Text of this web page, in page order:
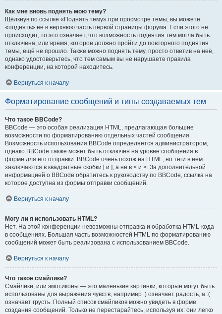
Как мне вновь поднять мою тему?
Щёлкнув по ссылке «Поднять тему» при просмотре темы, вы можете
«поднять» её в верхнюю часть первой страницы форума. Если этого не
происходит, то это означает, что возможность поднятия тем могла быть
отключена, или время, которое должно пройти до повторного поднятия
темы, ещё не прошло. Также можно поднять тему, просто ответив на неё,
однако удостоверьтесь, что тем самым вы не нарушаете правила
конференции, на которой находитесь.
Вернуться к началу
Форматирование сообщений и типы создаваемых тем
Что такое BBCode?
BBCode — это особая реализация HTML, предлагающая большие
возможности по форматированию отдельных частей сообщения.
Возможность использования BBCode определяется администратором,
однако BBCode также может быть отключён на уровне сообщения в
форме для его отправки. BBCode очень похож на HTML, но теги в нём
заключаются в квадратные скобки [ и ], а не в < и >. За дополнительной
информацией о BBCode обратитесь к руководству по BBCode, ссылка на
которое доступна из формы отправки сообщений.
Вернуться к началу
Могу ли я использовать HTML?
Нет. На этой конференции невозможны отправка и обработка HTML-кода
в сообщениях. Большая часть возможностей HTML по форматированию
сообщений может быть реализована с использованием BBCode.
Вернуться к началу
Что такое смайлики?
Смайлики, или эмотиконы — это маленькие картинки, которые могут быть
использованы для выражения чувств, например :) означает радость, а :(
означает грусть. Полный список смайликов можно увидеть в форме
создания сообщений. Только не перестарайтесь, используя их: они легко